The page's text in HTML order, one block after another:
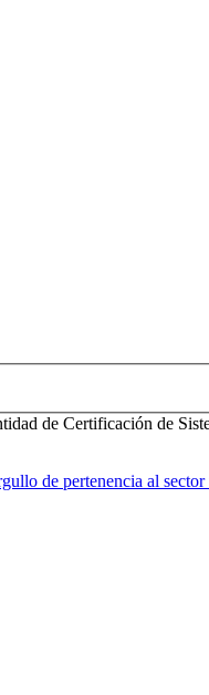
de Certificación de
de pertenencia al